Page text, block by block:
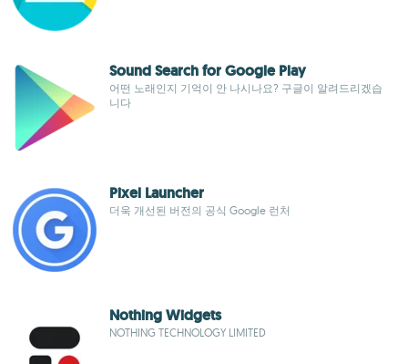
Sound Search for Google Play
어떤 노래인지 기억이 안 나시나요? 구글이 알려드리겠습
니다
Pixel Launcher
더욱 개선된 버전의 공식 Google 런처
Nothing Widgets
NOTHING TECHNOLOGY LIMITED